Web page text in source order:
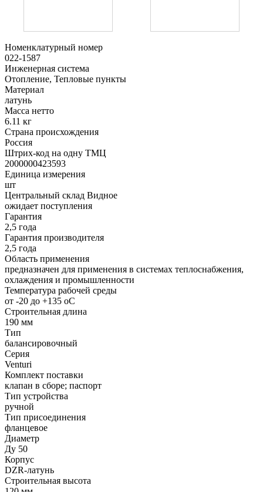
Номенклатурный номер
022-1587
Инженерная система
Отопление, Тепловые пункты
Материал
латунь
Масса нетто
6.11 кг
Страна происхождения
Россия
Штрих-код на одну ТМЦ
2000000423593
Единица измерения
шт
Центральный склад Видное
ожидает поступления
Гарантия
2,5 года
Гарантия производителя
2,5 года
Область применения
предназначен для применения в системах теплоснабжения,
охлаждения и промышленности
Температура рабочей среды
от -20 до +135 oC
Строительная длина
190 мм
Тип
балансировочный
Серия
Venturi
Комплект поставки
клапан в сборе; паспорт
Тип устройства
ручной
Тип присоединения
фланцевое
Диаметр
Ду 50
Корпус
DZR-латунь
Строительная высота